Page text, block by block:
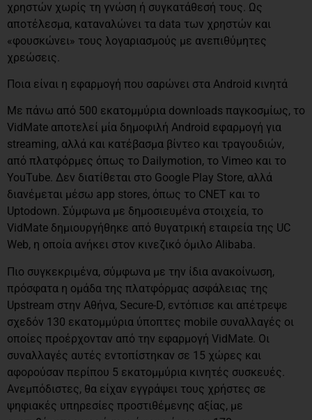
χρηστών χωρίς τη γνώση ή συγκατάθεσή τους. Ως
αποτέλεσμα, καταναλώνει τα data των χρηστών και
«φουσκώνει» τους λογαριασμούς με ανεπιθύμητες
χρεώσεις.
Ποια είναι η εφαρμογή που σαρώνει στα Android κινητά
Με πάνω από 500 εκατομμύρια downloads παγκοσμίως, το
VidMate αποτελεί μία δημοφιλή Android εφαρμογή για
streaming, αλλά και κατέβασμα βίντεο και τραγουδιών,
από πλατφόρμες όπως το Dailymotion, το Vimeo και το
YouTube. Δεν διατίθεται στο Google Play Store, αλλά
διανέμεται μέσω app stores, όπως το CNET και το
Uptodown. Σύμφωνα με δημοσιευμένα στοιχεία, το
VidMate δημιουργήθηκε από θυγατρική εταιρεία της UC
Web, η οποία ανήκει στον κινεζικό όμιλο Alibaba.
Πιο συγκεκριμένα, σύμφωνα με την ίδια ανακοίνωση,
πρόσφατα η ομάδα της πλατφόρμας ασφάλειας της
Upstream στην Αθήνα, Secure-D, εντόπισε και απέτρεψε
σχεδόν 130 εκατομμύρια ύποπτες mobile συναλλαγές οι
οποίες προέρχονταν από την εφαρμογή VidMate. Οι
συναλλαγές αυτές εντοπίστηκαν σε 15 χώρες και
αφορούσαν περίπου 5 εκατομμύρια κινητές συσκευές.
Ανεμπόδιστες, θα είχαν εγγράψει τους χρήστες σε
ψηφιακές υπηρεσίες προστιθέμενης αξίας, με